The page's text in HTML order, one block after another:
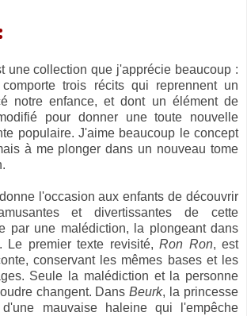
une collection que j'apprécie beaucoup :
trois récits qui reprennent un
notre enfance, et dont un élément de
pour donner une toute nouvelle
populaire. J'aime beaucoup le concept
à me plonger dans un nouveau tome
l'occasion aux enfants de découvrir
et divertissantes de cette
par une malédiction, la plongeant dans
Le premier texte revisité,Ron Ron, est
conservant les mêmes bases et les
Seule la malédiction et la personne
changent. DansBeurk, la princesse
mauvaise haleine qui l'empêche